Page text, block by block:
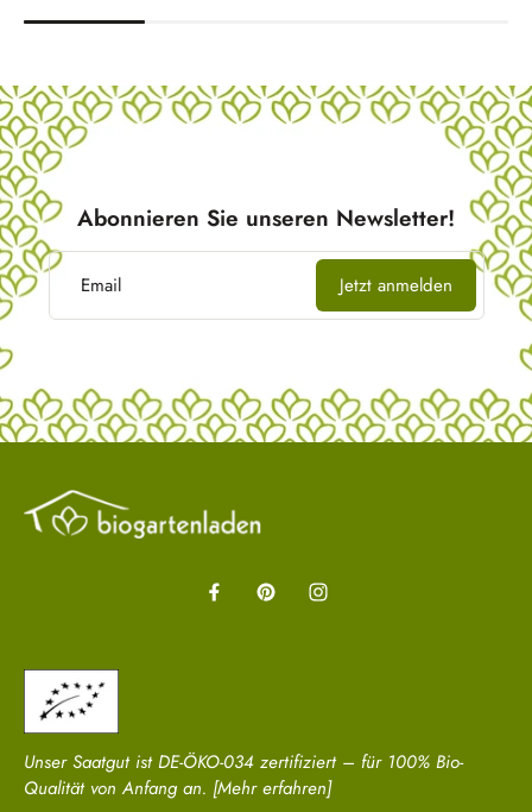
Abonnieren Sie unseren Newsletter!
Email Jetzt anmelden
Unser Saatgut ist DE-ÖKO-034 zertifiziert – für 100% Bio-
Qualität von Anfang an. [Mehr erfahren]